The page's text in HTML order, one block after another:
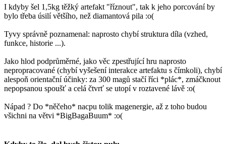
I kdyby šel 1,5kg těžký artefakt "říznout", tak k jeho porcování by
bylo třeba úsilí většího, než diamantová pila :o(
Tyvy správně poznamenal: naprosto chybí struktura díla (vzhed,
funkce, historie ...).
Jako hlod podprůměrné, jako věc zpestřující hru naprosto
nepropracované (chybí vyšešení interakce artefaktu s čímkoli), chybí
alespoň orientační účinky: za 300 magů stačí říci *plác*, zmáčknout
nepopsanou spoušť a celá čtvrť se utopí v roztavené lávě :o(
Nápad ? Do *něčeho* nacpu tolik magenergie, až z toho budou
všichni na větvi *BigBagaBuum* :o(